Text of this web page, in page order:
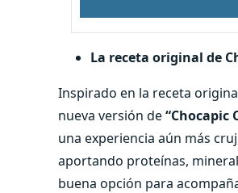
La receta original de
Inspirado en la receta
nueva versión de“Chocapic
una experiencia aún más
aportando proteínas,
buena opción para